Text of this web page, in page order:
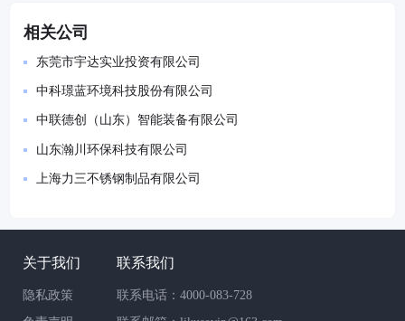
相关公司
东莞市宇达实业投资有限公司
中科璟蓝环境科技股份有限公司
中联德创（山东）智能装备有限公司
山东瀚川环保科技有限公司
上海力三不锈钢制品有限公司
关于我们
隐私政策
联系我们
联系电话：4000-083-728